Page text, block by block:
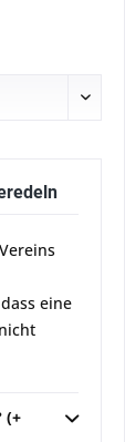
eine
(+